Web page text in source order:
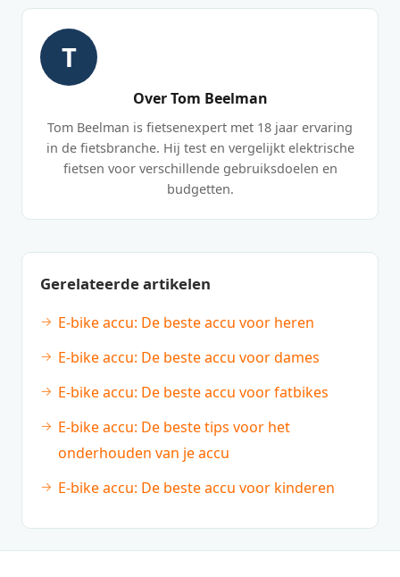
T
Over Tom Beelman
Tom Beelman is fietsenexpert met 18 jaar ervaring
in de fietsbranche. Hij test en vergelijkt elektrische
fietsen voor verschillende gebruiksdoelen en
budgetten.
Gerelateerde artikelen
E-bike accu: De beste accu voor heren
E-bike accu: De beste accu voor dames
E-bike accu: De beste accu voor fatbikes
E-bike accu: De beste tips voor het
onderhouden van je accu
E-bike accu: De beste accu voor kinderen